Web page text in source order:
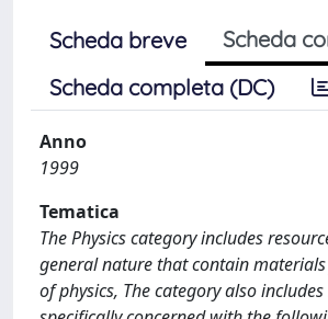
Scheda breve
Scheda
Scheda completa (DC)
Anno
1999
Tematica
The Physics category includes
general nature that contain
of physics, The category also